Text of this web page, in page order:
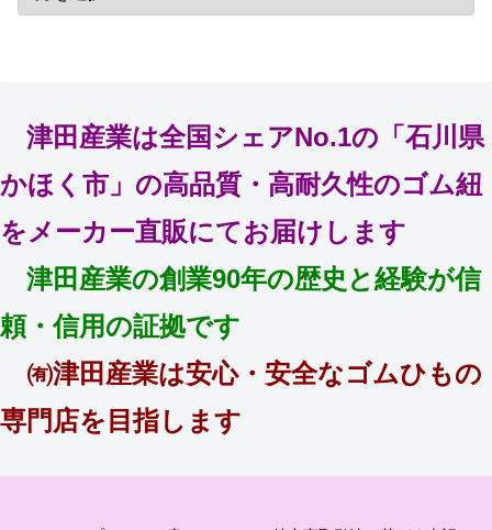
津田産業は全国シェアNo.1の「石川県
かほく市」の高品質・高耐久性のゴム紐
をメーカー直販にてお届けします
津田産業の創業90年の歴史と経験が信
頼・信用の証拠です
㈲津田産業は安心・安全なゴムひもの
専門店を目指します